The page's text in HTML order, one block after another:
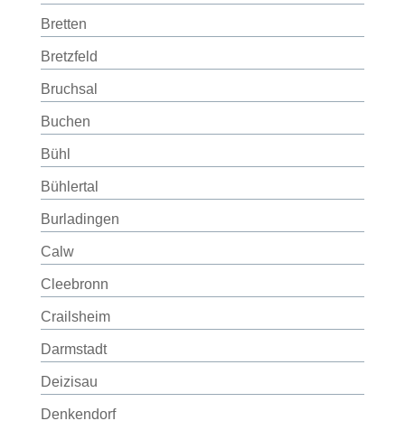
Bretten
Bretzfeld
Bruchsal
Buchen
Bühl
Bühlertal
Burladingen
Calw
Cleebronn
Crailsheim
Darmstadt
Deizisau
Denkendorf